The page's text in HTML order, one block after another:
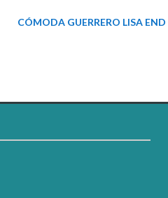
CÓMODA GUERRERO LISA END